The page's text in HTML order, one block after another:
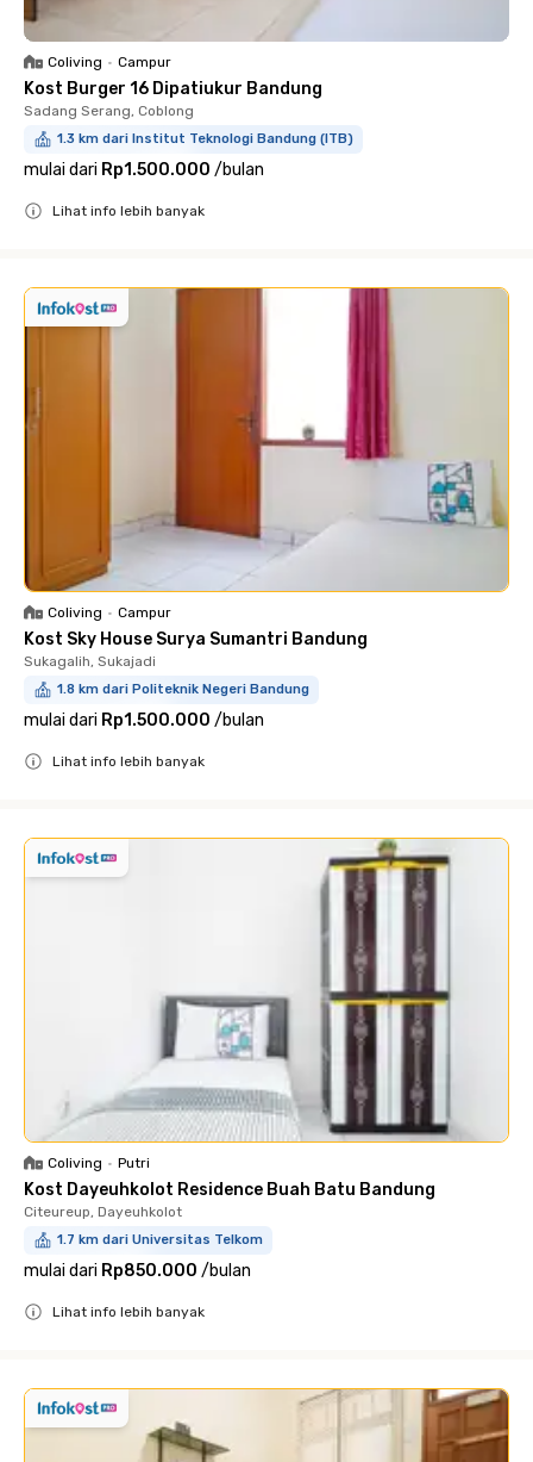
Coliving • Campur
Kost Burger 16 Dipatiukur Bandung
Sadang Serang, Coblong
1.3 km dari Institut Teknologi Bandung (ITB)
mulai dari Rp1.500.000 /bulan
Lihat info lebih banyak
Coliving • Campur
Kost Sky House Surya Sumantri Bandung
Sukagalih, Sukajadi
1.8 km dari Politeknik Negeri Bandung
mulai dari Rp1.500.000 /bulan
Lihat info lebih banyak
Coliving • Putri
Kost Dayeuhkolot Residence Buah Batu Bandung
Citeureup, Dayeuhkolot
1.7 km dari Universitas Telkom
mulai dari Rp850.000 /bulan
Lihat info lebih banyak